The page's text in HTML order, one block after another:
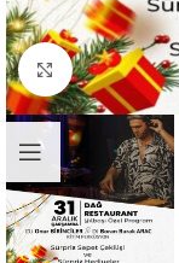
Fotoğrafı